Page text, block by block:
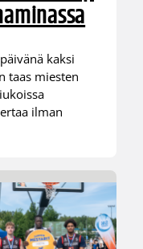
kaksi
taas miesten
ilman